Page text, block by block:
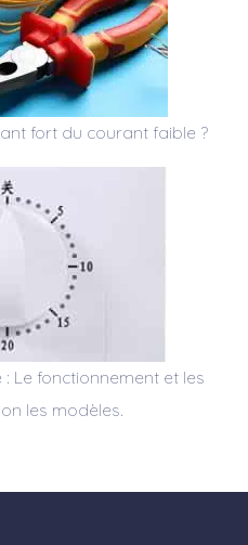
fort du courant faible ?
Le fonctionnement et les
les modèles.